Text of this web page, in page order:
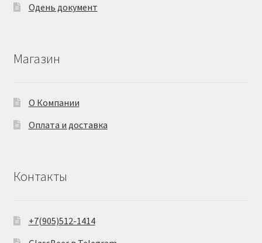
Одень документ
Магазин
О Компании
Оплата и доставка
Контакты
+7(905)512-1414